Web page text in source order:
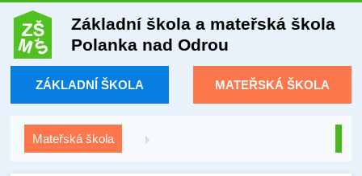
Základní škola a mateřská škola
Polanka nad Odrou
ZÁKLADNÍ ŠKOLA MATEŘSKÁ ŠKOLA
Mateřská škola